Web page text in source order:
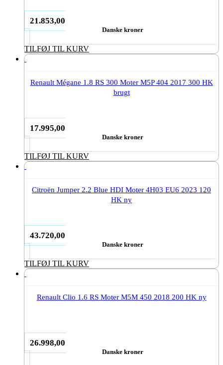
21.853,00
Danske kroner
TILFØJ TIL KURV
Renault Mégane 1.8 RS 300 Moter M5P 404 2017 300 HK
brugt
17.995,00
Danske kroner
TILFØJ TIL KURV
Citroën Jumper 2.2 Blue HDI Moter 4H03 EU6 2023 120
HK ny
43.720,00
Danske kroner
TILFØJ TIL KURV
Renault Clio 1.6 RS Moter M5M 450 2018 200 HK ny
26.998,00
Danske kroner